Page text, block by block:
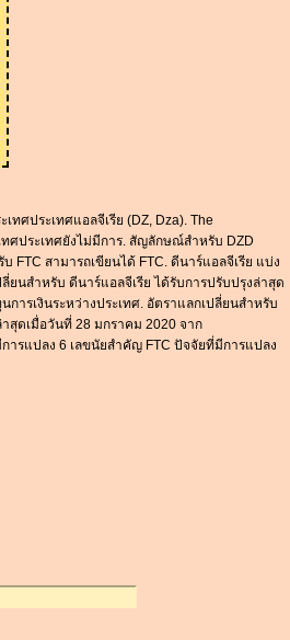
ทศประเทศแอลจีเรีย (DZ, Dza). The
ทศประเทศยังไม่มีการ. สัญลักษณ์สำหรับ DZD
FTC สามารถเขียนได้ FTC. ดีนาร์แอลจีเรีย แบ่ง
ยนสำหรับ ดีนาร์แอลจีเรีย ได้รับการปรับปรุงล่าสุด
ารเงินระหว่างประเทศ. อัตราแลกเปลี่ยนสำหรับ
สุดเมื่อวันที่ 28 มกราคม 2020 จาก
ารแปลง 6 เลขนัยสำคัญ FTC ปัจจัยที่มีการแปลง